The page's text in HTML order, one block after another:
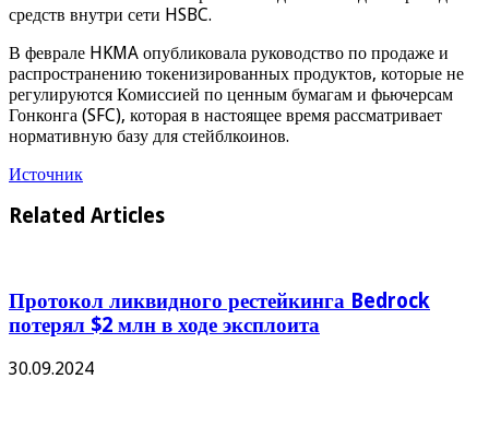
средств внутри сети HSBC.
В феврале HKMA опубликовала руководство по продаже и
распространению токенизированных продуктов, которые не
регулируются Комиссией по ценным бумагам и фьючерсам
Гонконга (SFC), которая в настоящее время рассматривает
нормативную базу для стейблкоинов.
Источник
Related Articles
Протокол ликвидного рестейкинга Bedrock
потерял $2 млн в ходе эксплоита
30.09.2024